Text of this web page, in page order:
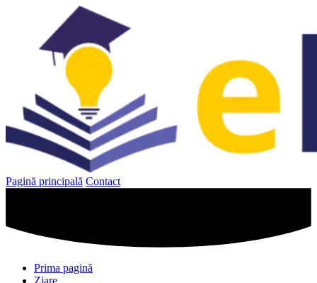
Pagină principală Contact
Prima pagină
Ziare